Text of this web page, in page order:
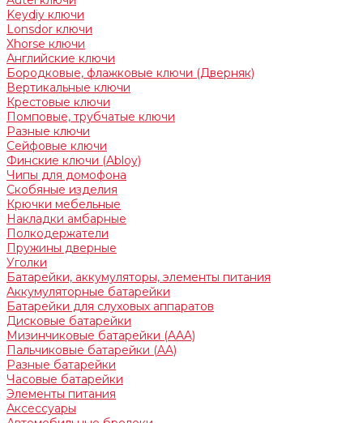
Keydiy ключи
Lonsdor ключи
Xhorse ключи
Английские ключи
Бородковые, флажковые ключи (Дверняк)
Вертикальные ключи
Крестовые ключи
Помповые, трубчатые ключи
Разные ключи
Сейфовые ключи
Финские ключи (Abloy)
Чипы для домофона
Скобяные изделия
Крючки мебельные
Накладки амбарные
Полкодержатели
Пружины дверные
Уголки
Батарейки, аккумуляторы, элементы питания
Аккумуляторные батарейки
Батарейки для слуховых аппаратов
Дисковые батарейки
Мизинчиковые батарейки (AAA)
Пальчиковые батарейки (AA)
Разные батарейки
Часовые батарейки
Элементы питания
Аксессуары